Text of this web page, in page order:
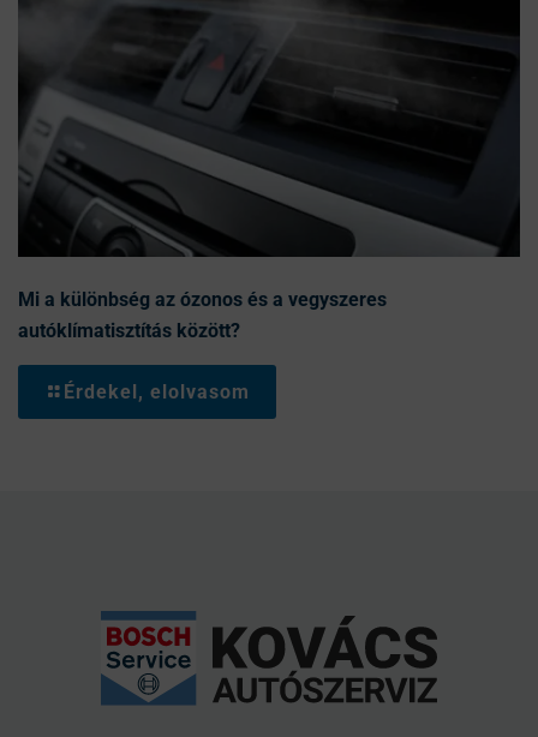
Mi a különbség az ózonos és a vegyszeres
autóklímatisztítás között?
Érdekel, elolvasom